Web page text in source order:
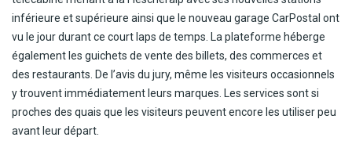
inférieure et supérieure ainsi que le nouveau garage CarPostal ont
vu le jour durant ce court laps de temps. La plateforme héberge
également les guichets de vente des billets, des commerces et
des restaurants. De l’avis du jury, même les visiteurs occasionnels
y trouvent immédiatement leurs marques. Les services sont si
proches des quais que les visiteurs peuvent encore les utiliser peu
avant leur départ.